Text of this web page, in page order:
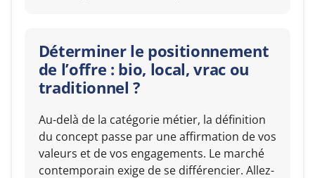
Déterminer le positionnement
de l’offre : bio, local, vrac ou
traditionnel ?
Au-delà de la catégorie métier, la définition
du concept passe par une affirmation de vos
valeurs et de vos engagements. Le marché
contemporain exige de se différencier. Allez-